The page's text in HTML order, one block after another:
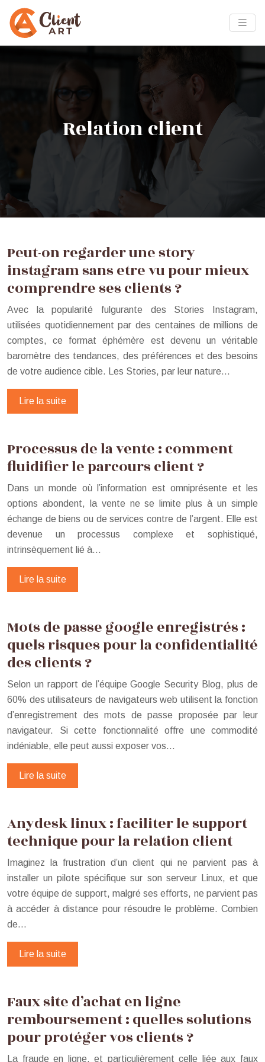
Relation client
Peut-on regarder une story
instagram sans etre vu pour mieux
comprendre ses clients ?
Avec la popularité fulgurante des Stories Instagram,
utilisées quotidiennement par des centaines de millions de
comptes, ce format éphémère est devenu un véritable
baromètre des tendances, des préférences et des besoins
de votre audience cible. Les Stories, par leur nature…
Lire la suite
Processus de la vente : comment
fluidifier le parcours client ?
Dans un monde où l’information est omniprésente et les
options abondent, la vente ne se limite plus à un simple
échange de biens ou de services contre de l’argent. Elle est
devenue un processus complexe et sophistiqué,
intrinsèquement lié à…
Lire la suite
Mots de passe google enregistrés :
quels risques pour la confidentialité
des clients ?
Selon un rapport de l’équipe Google Security Blog, plus de
60% des utilisateurs de navigateurs web utilisent la fonction
d’enregistrement des mots de passe proposée par leur
navigateur. Si cette fonctionnalité offre une commodité
indéniable, elle peut aussi exposer vos…
Lire la suite
Anydesk linux : faciliter le support
technique pour la relation client
Imaginez la frustration d’un client qui ne parvient pas à
installer un pilote spécifique sur son serveur Linux, et que
votre équipe de support, malgré ses efforts, ne parvient pas
à accéder à distance pour résoudre le problème. Combien
de…
Lire la suite
Faux site d’achat en ligne
remboursement : quelles solutions
pour protéger vos clients ?
La fraude en ligne, et particulièrement celle liée aux faux